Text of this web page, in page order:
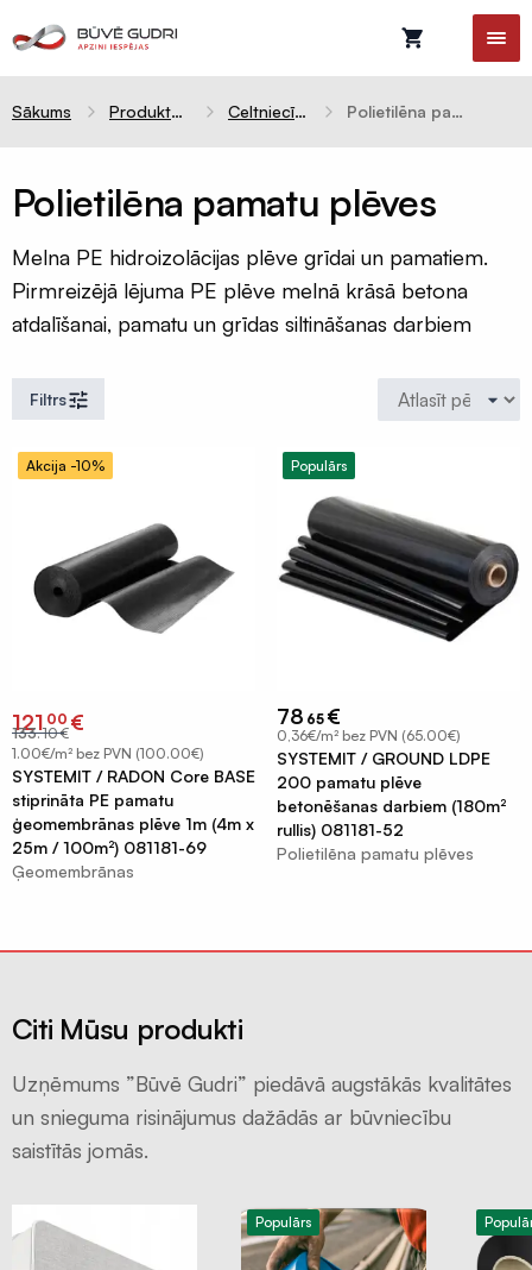
Sākums Produktu kategorijas Celtniecības aizsargplēves Polietilēna pamatu plēves
Polietilēna pamatu plēves
Melna PE hidroizolācijas plēve grīdai un pamatiem.
Pirmreizējā lējuma PE plēve melnā krāsā betona
atdalīšanai, pamatu un grīdas siltināšanas darbiem
Filtrs
Akcija -10%
€
133.10
Original
price
was:
€133.10.
€
121 00
Current
price
is:
€121.00.
1.00€/m² bez PVN (100.00€)
SYSTEMIT / RADON Core BASE
stiprināta PE pamatu
ģeomembrānas plēve 1m (4m x
25m / 100m²) 081181-69
Ģeomembrānas
Populārs
€
78 65
0,36€/m² bez PVN (65.00€)
SYSTEMIT / GROUND LDPE
200 pamatu plēve
betonēšanas darbiem (180m²
rullis) 081181-52
Polietilēna pamatu plēves
Citi Mūsu produkti
Uzņēmums ”Būvē Gudri” piedāvā augstākās kvalitātes
un snieguma risinājumus dažādās ar būvniecību
saistītās jomās.
Populārs
plēves
Difūzijas
membrānas
barjeras
plēves
Celtniecības
aizsargplēves
plēves
120mik
Termorukuma
plēves
Polietilēna
pamatu
Silto
plēves
Ģeomembrānas
Sastatņu
aizsargplēve,
Celtniecības
lentas
sistēmas
Gaisvadi
un
difuzori
Ventilācijas
restes
Nosūce
un
pieplūdes
vārsti
Rekuperatori
Centralizēta
rekuperācija
Decentralizēta
rekuperācija
materiāli